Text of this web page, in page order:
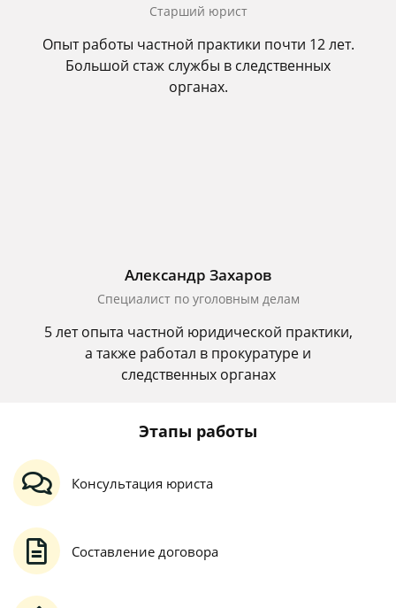
Старший юрист
Опыт работы частной практики почти 12 лет.
Большой стаж службы в следственных
органах.
Александр Захаров
Специалист по уголовным делам
5 лет опыта частной юридической практики,
а также работал в прокуратуре и
следственных органах
Этапы работы
Консультация юриста
Составление договора